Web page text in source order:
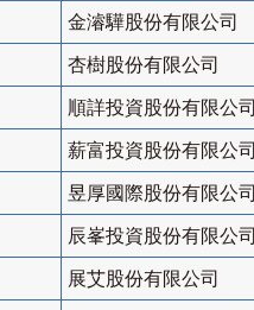
金濬驊股份有限公司
杏樹股份有限公司
順詳投資股份有限公司
薪富投資股份有限公司
昱厚國際股份有限公司
辰峯投資股份有限公司
展艾股份有限公司